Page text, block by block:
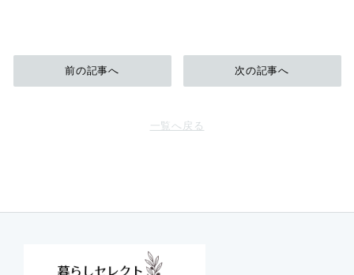
前の記事へ
一覧へ戻る
次の記事へ